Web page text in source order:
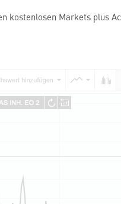
kostenlosen Markets plus